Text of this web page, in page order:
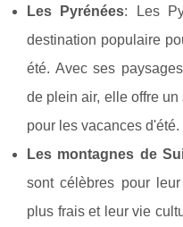
Les Pyrénées: Les
destination populaire
été. Avec ses
de plein air, elle offre
pour les vacances d'été.
Les montagnes de
sont célèbres pour
plus frais et leur vie